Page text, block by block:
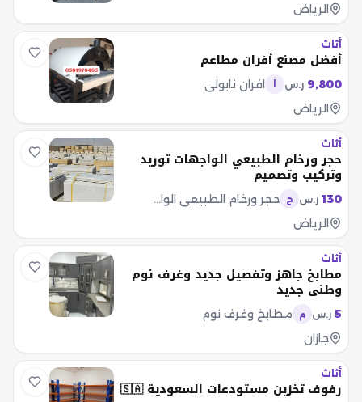
الرياض
أثاث
أفضل مصنع أفران مطاعم
9,800 ر.س
افران نابولي
الرياض
أثاث
حجر ورخام الطبيعي الواجهات توريد
وتركيب وتصميم
130 ر.س ح
حجر ورخام الطبيعي الواجهات
الرياض
أثاث
مطابخ جاهز وتفصيل جديد وغرف نوم
وطني جديد
5 ر.س م
مطابخ وغرف نوم
جازان
أثاث
رفوف تخزين مستودعات السعودية 🇸🇦